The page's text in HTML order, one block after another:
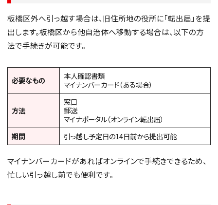
板橋区外へ引っ越す場合は、旧住所地の役所に「転出届」を提
出します。板橋区から他自治体へ移動する場合は、以下の方
法で手続きが可能です。
必要なもの
本人確認書類
マイナンバーカード（ある場合）
方法
窓口
郵送
マイナポータル（オンライン転出届）
期間
引っ越し予定日の14日前から提出可能
マイナンバーカードがあればオンラインで手続きできるため、
忙しい引っ越し前でも便利です。